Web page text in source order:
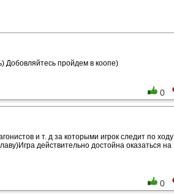
Добовляйтесь пройдем в коопе)
0
и т. д за которыми игрок следит по ходу
действительно достойна оказаться на
0